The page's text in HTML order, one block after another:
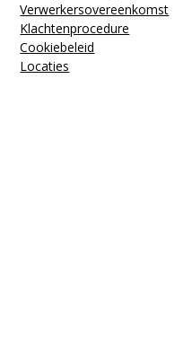
Verwerkers­overeenkomst
Klachten­procedure
Cookiebeleid
Locaties